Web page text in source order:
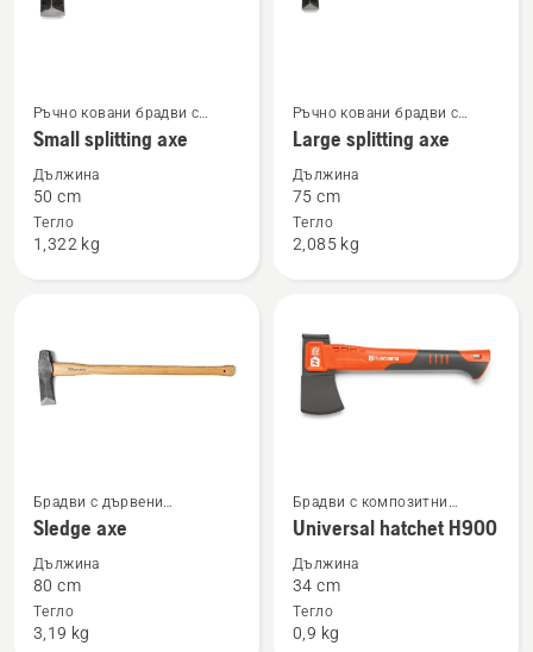
Вижте
повече
за
Small
splitting
Ръчно ковани брадви с
дървена ръкохватка
Small splitting axe
Дължина
50 cm
Тегло
1,322 kg
Вижте
повече
за
Large
splitting
Ръчно ковани брадви с
дървена ръкохватка
Large splitting axe
Дължина
75 cm
Тегло
2,085 kg
Вижте
повече
за
Sledge
axe
Брадви с дървени
ръкохватки
Sledge axe
Дължина
80 cm
Тегло
3,19 kg
Вижте
повече
за
Universal
hatchet
Брадви с композитни
ръкохватки
Universal hatchet H900
Дължина
34 cm
Тегло
0,9 kg